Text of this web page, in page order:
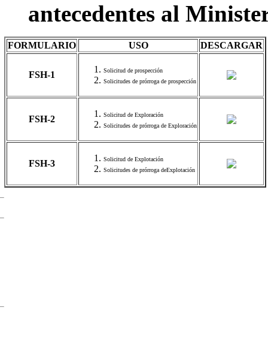
antecedentes al
FORMULARIO USO DESCARGAR
FSH-1
Solicitud de prospección
Solicitudes de prórroga de prospección
FSH-2
Solicitud de Exploración
Solicitudes de prórroga de Exploración
FSH-3
Solicitud de Explotación
Solicitudes de prórroga deExplotación